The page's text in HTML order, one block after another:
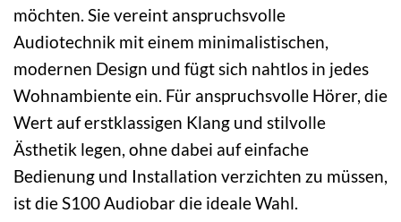
möchten. Sie vereint anspruchsvolle
Audiotechnik mit einem minimalistischen,
modernen Design und fügt sich nahtlos in jedes
Wohnambiente ein. Für anspruchsvolle Hörer, die
Wert auf erstklassigen Klang und stilvolle
Ästhetik legen, ohne dabei auf einfache
Bedienung und Installation verzichten zu müssen,
ist die S100 Audiobar die ideale Wahl.